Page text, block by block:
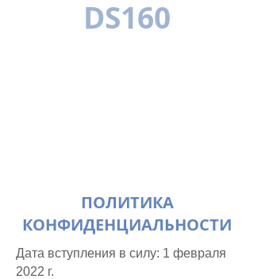
DS160
ПОЛИТИКА
КОНФИДЕНЦИАЛЬНОСТИ
Дата вступления в силу: 1 февраля
2022 г.